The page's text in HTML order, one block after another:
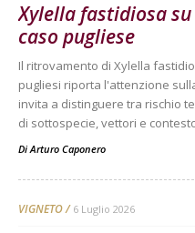
Xylella fastidiosa
caso pugliese
Il ritrovamento di Xylella
pugliesi riporta l'attenzione
invita a distinguere tra rischio
di sottospecie, vettori e
DiArturo Caponero
VIGNETO 6 Luglio 2026